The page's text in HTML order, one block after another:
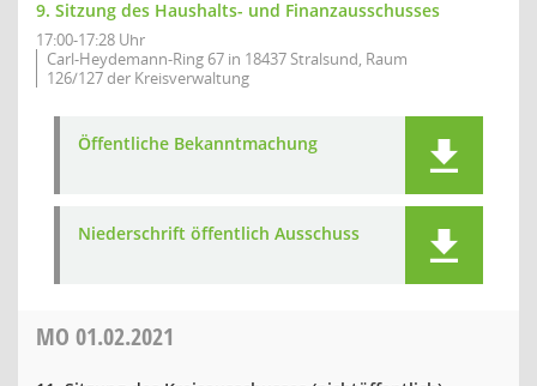
9. Sitzung des Haushalts- und Finanzausschusses
17:00-17:28 Uhr
Carl-Heydemann-Ring 67 in 18437 Stralsund, Raum
126/127 der Kreisverwaltung
Öffentliche Bekanntmachung
Niederschrift öffentlich Ausschuss
MO 01.02.2021